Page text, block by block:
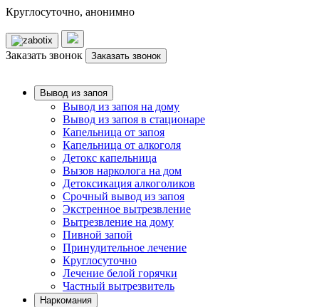
Круглосуточно, анонимно
Заказать звонок Заказать звонок
Вывод из запоя
Вывод из запоя на дому
Вывод из запоя в стационаре
Капельница от запоя
Капельница от алкоголя
Детокс капельница
Вызов нарколога на дом
Детоксикация алкоголиков
Срочный вывод из запоя
Экстренное вытрезвление
Вытрезвление на дому
Пивной запой
Принудительное лечение
Круглосуточно
Лечение белой горячки
Частный вытрезвитель
Наркомания